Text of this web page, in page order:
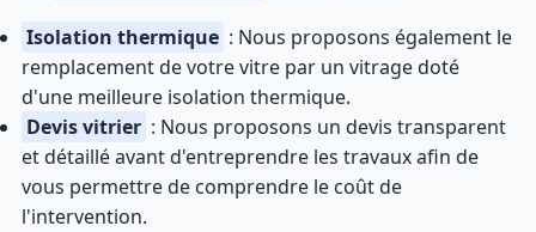
Isolation thermique : Nous proposons également le
remplacement de votre vitre par un vitrage doté
d'une meilleure isolation thermique.
Devis vitrier : Nous proposons un devis transparent
et détaillé avant d'entreprendre les travaux afin de
vous permettre de comprendre le coût de
l'intervention.